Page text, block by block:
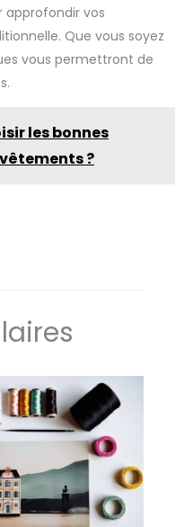
vos
Que vous soyez
vous permettront de
les bonnes
?